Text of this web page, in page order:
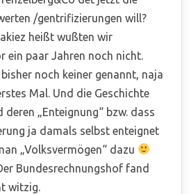
/gentrifizierungen will?
heißt wußten wir
ein paar Jahren noch nicht.
noch keiner genannt, naja
Mal. Und die Geschichte
„Enteignung“ bzw. dass
ja damals selbst enteignet
„Volksvermögen“ dazu
Bundesrechnungshof fand
witzig.